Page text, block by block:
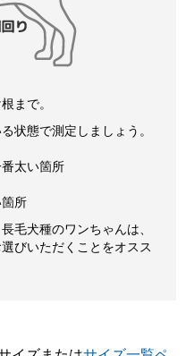
まで。
状態で測定しましょう。
太い箇所
所
毛犬種のワンちゃんは、
びいただくことをオスス